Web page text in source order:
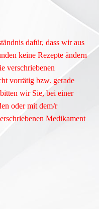
dafür, dass wir aus
keine Rezepte ändern
verschriebenen
vorrätig bzw. gerade
wir Sie, bei einer
oder mit dem/r
Medikament